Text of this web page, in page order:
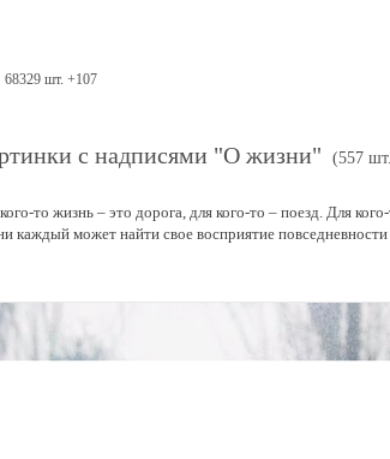
68329 шт. +107
с надписями "О жизни" (557
то жизнь – это дорога, для кого-то – поезд. Для
каждый может найти свое восприятие